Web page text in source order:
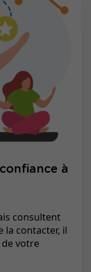
à
consultent
la contacter, il
votre